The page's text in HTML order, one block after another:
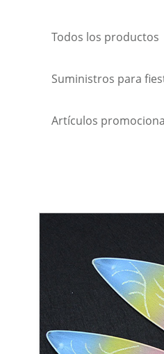
Todos los productos
Suministros para
Artículos